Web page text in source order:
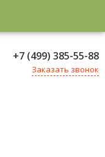
+7 (499) 385-55-88
Заказать звонок